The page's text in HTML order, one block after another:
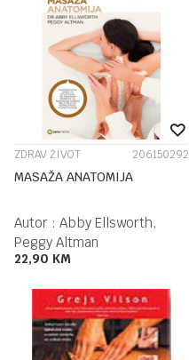
ZDRAV ŽIVOT 206150292
MASAŽA ANATOMIJA
Autor : Abby Ellsworth,
Peggy Altman
22,90 KM